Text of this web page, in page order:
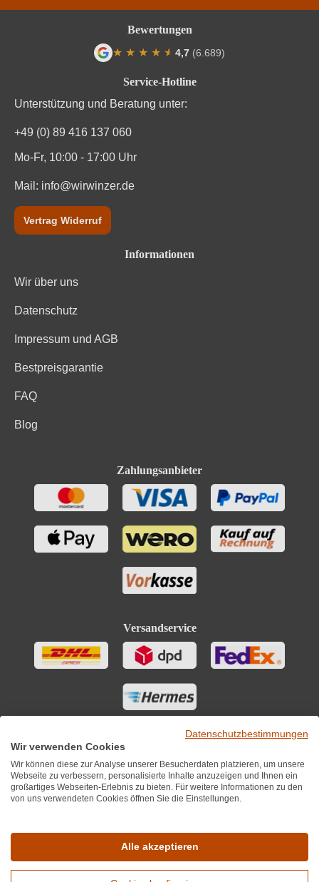
Nährwertangaben
Durchschnittliche nährwertangaben
Kohlenhydrate davon Zucker
Trauben, Konservierungsstoffe (Sulfite). Enthält
Service-Hotline
Unterstützung und Beratung unter:
+49 (0) 89 416 137 060
Mo-Fr, 10:00 - 17:00 Uhr
Mail: info@wirwinzer.de
Vertrag Widerruf
Informationen
Wir über uns
Datenschutz
Impressum und AGB
Bestpreisgarantie
FAQ
Blog
Zahlungsanbieter
Versandservice
Bewertungen
★ ★ ★ ★ ★
★ 4,7 (6.689)
Datenschutzbestimmungen
Wir verwenden Cookies
Wir können diese zur Analyse unserer Besucherdaten platzieren, um unsere
Webseite zu verbessern, personalisierte Inhalte anzuzeigen und Ihnen ein
großartiges Webseiten-Erlebnis zu bieten. Für weitere Informationen zu den
von uns verwendeten Cookies öffnen Sie die Einstellungen.
Alle akzeptieren